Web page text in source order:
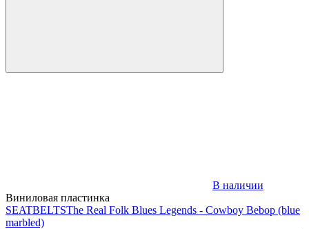
В наличии
Виниловая пластинка
SEATBELTSThe Real Folk Blues Legends - Cowboy Bebop (blue
marbled)